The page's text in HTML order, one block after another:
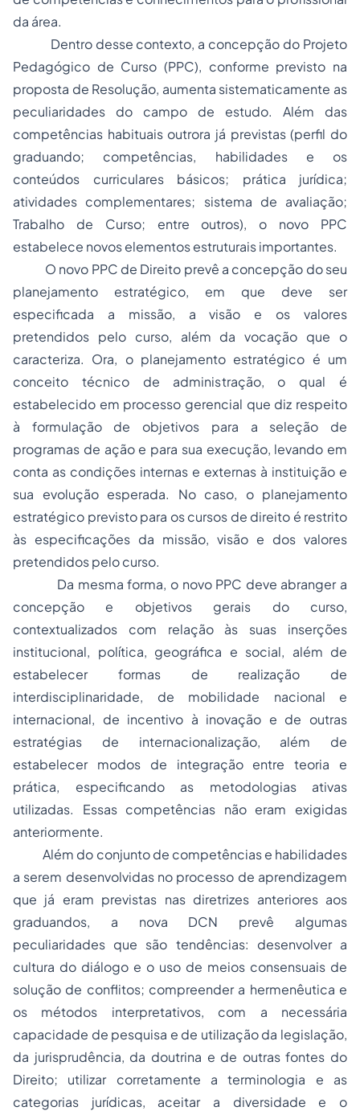
da área.
Dentro desse contexto, a concepção do Projeto
Pedagógico de Curso (PPC), conforme previsto na
proposta de Resolução, aumenta sistematicamente as
peculiaridades do campo de estudo. Além das
competências habituais outrora já previstas (perfil do
graduando; competências, habilidades e os
conteúdos curriculares básicos; prática jurídica;
atividades complementares; sistema de avaliação;
Trabalho de Curso; entre outros), o novo PPC
estabelece novos elementos estruturais importantes.
O novo PPC de Direito prevê a concepção do seu
planejamento estratégico, em que deve ser
especificada a missão, a visão e os valores
pretendidos pelo curso, além da vocação que o
caracteriza. Ora, o planejamento estratégico é um
conceito técnico de administração, o qual é
estabelecido em processo gerencial que diz respeito
à formulação de objetivos para a seleção de
programas de ação e para sua execução, levando em
conta as condições internas e externas à instituição e
sua evolução esperada. No caso, o planejamento
estratégico previsto para os cursos de direito é restrito
às especificações da missão, visão e dos valores
pretendidos pelo curso.
Da mesma forma, o novo PPC deve abranger a
concepção e objetivos gerais do curso,
contextualizados com relação às suas inserções
institucional, política, geográfica e social, além de
estabelecer formas de realização de
interdisciplinaridade, de mobilidade nacional e
internacional, de incentivo à inovação e de outras
estratégias de internacionalização, além de
estabelecer modos de integração entre teoria e
prática, especificando as metodologias ativas
utilizadas. Essas competências não eram exigidas
anteriormente.
Além do conjunto de competências e habilidades
a serem desenvolvidas no processo de aprendizagem
que já eram previstas nas diretrizes anteriores aos
graduandos, a nova DCN prevê algumas
peculiaridades que são tendências: desenvolver a
cultura do diálogo e o uso de meios consensuais de
solução de conflitos; compreender a hermenêutica e
os métodos interpretativos, com a necessária
capacidade de pesquisa e de utilização da legislação,
da jurisprudência, da doutrina e de outras fontes do
Direito; utilizar corretamente a terminologia e as
categorias jurídicas, aceitar a diversidade e o